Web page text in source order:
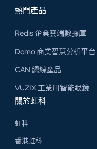
熱門產品
Redis 企業雲端數據庫
Domo 商業智慧分析平台
CAN 總線​產品
VUZIX 工業用智能眼鏡
關於虹科
虹科
香港虹科